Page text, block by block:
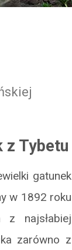
z Tybetu
gatunek
w 1892 roku
z najsłabiej
zarówno z